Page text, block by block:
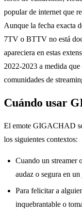
popular de internet que
Aunque la fecha exacta
7TV o BTTV no está
apareciera en estas
2022-2023 a medida
comunidades de
Cuándo usar
El emote GIGACHAD
los siguientes contextos:
Cuando un streamer
audaz o segura en
Para felicitar a
inquebrantable o